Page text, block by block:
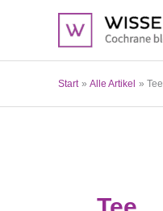
Start Alle Artikel Tee